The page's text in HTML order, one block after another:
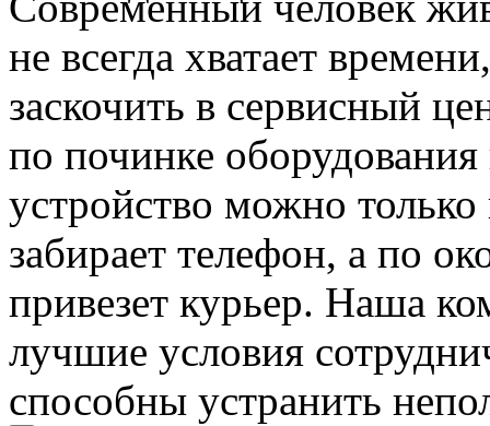
не всегда хватает
заскочить в сервисный
по починке
устройство можно
забирает телефон, а по
привезет курьер. Наша
лучшие условия
способны устранить